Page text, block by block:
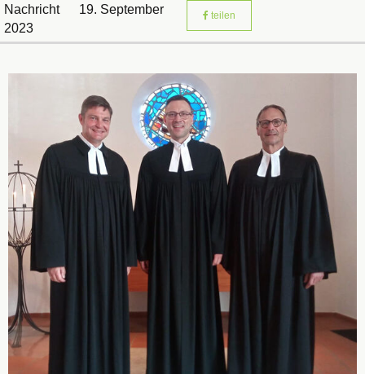
Nachricht
19. September
2023
teilen